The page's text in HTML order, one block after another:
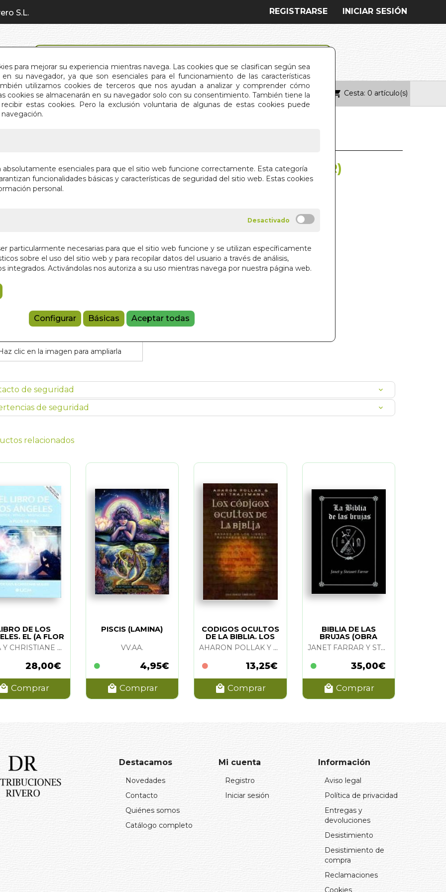
para mejorar su experiencia mientras navega. Las cookies que se clasifican según sea
su navegador, ya que son esenciales para el funcionamiento de las características
utilizamos cookies de terceros que nos ayudan a analizar y comprender cómo
cookies se almacenarán en su navegador solo con su consentimiento. También tiene la
estas cookies. Pero la exclusión voluntaria de algunas de estas cookies puede
absolutamente esenciales para que el sitio web funcione correctamente. Esta categoría
funcionalidades básicas y características de seguridad del sitio web. Estas cookies
personal.
particularmente necesarias para que el sitio web funcione y se utilizan específicamente
sobre el uso del sitio web y para recopilar datos del usuario a través de análisis,
integrados. Activándolas nos autoriza a su uso mientras navega por nuestra página web.
Configurar Básicas Aceptar todas
S.L. INICIAR SESIÓN
REGISTRARSE
INICIO QUIÉNES SOMOS CONTACTO Cesta: 0 artículo(s)
clic en la imagen para ampliarla
TAROT NEKRO (FOURNIER)
NEKRO
Añadir a la cesta
de seguridad
de seguridad
relacionados
DE LOS
EL (A FLOR
DE PIEL)
KAYA Y CHRISTIANE MULLER
28,00€
Comprar
PISCIS (LAMINA)
VV.AA.
4,95€
Comprar
CODIGOS OCULTOS
DE LA BIBLIA. LOS
AHARON POLLAK Y URI TRAJTMANN
13,25€
Comprar
BIBLIA DE LAS
BRUJAS (OBRA
COMP.RUSTICA). LAJANET FARRAR Y STEWART FARRAR
35,00€
Comprar
Destacamos
Novedades
Contacto
Quiénes somos
Catálogo completo
Mi cuenta
Registro
Iniciar sesión
Información
Aviso legal
Política de privacidad
Entregas y
devoluciones
Desistimiento
Desistimiento de
compra
Reclamaciones